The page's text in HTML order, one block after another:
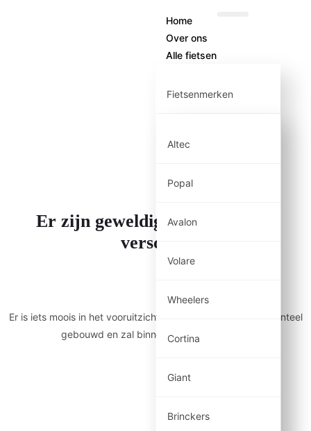
Home
Over ons
Alle fietsen
Fietsenmerken
Altec
Popal
Avalon
Volare
Wheelers
Cortina
Giant
Brinckers
Er zijn geweldige dingen in het
verschiet
Er is iets moois in het vooruitzicht! Onze winkel wordt momenteel
gebouwd en zal binnenkort online komen!